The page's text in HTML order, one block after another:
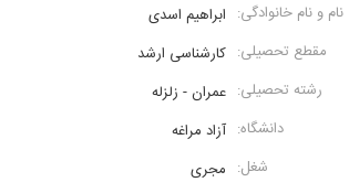
نام و نام خانوادگی: ابراهیم اسدی
مقطع تحصیلی: کارشناسی ارشد
رشته تحصیلی: عمران - زلزله
دانشگاه: آزاد مراغه
شغل: مجری